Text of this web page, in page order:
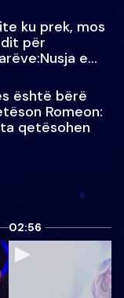
ku prek, mos
për
e
është bërë
Romeon:
qetësohen
02:56